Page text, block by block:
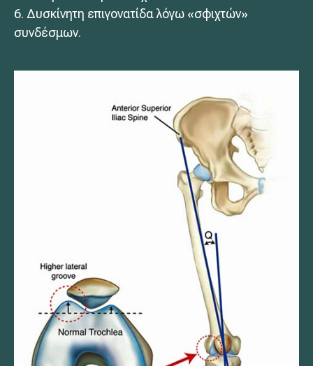
6. Δυσκίνητη επιγονατίδα λόγω «σφιχτών»
συνδέσμων.